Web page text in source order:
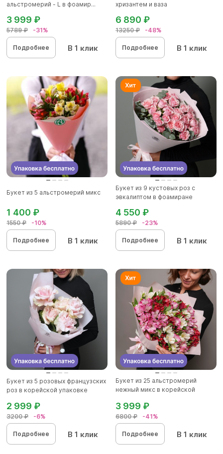
альстромерий - L в фоамир...
5789 ₽ -31%
3 999 ₽
Подробнее В 1 клик
хризантем и ваза
13250 ₽ -48%
6 890 ₽
Подробнее В 1 клик
Букет из 5 альстромерий микс
1550 ₽ -10%
1 400 ₽
Подробнее В 1 клик
Букет из 9 кустовых роз с
эвкалиптом в фоамиране
5890 ₽ -23%
4 550 ₽
Подробнее В 1 клик
Букет из 5 розовых французских
роз в корейской упаковке
3200 ₽ -6%
2 999 ₽
Подробнее В 1 клик
Букет из 25 альстромерий
нежный микс в корейской
6800 ₽ -41%
3 999 ₽
Подробнее В 1 клик